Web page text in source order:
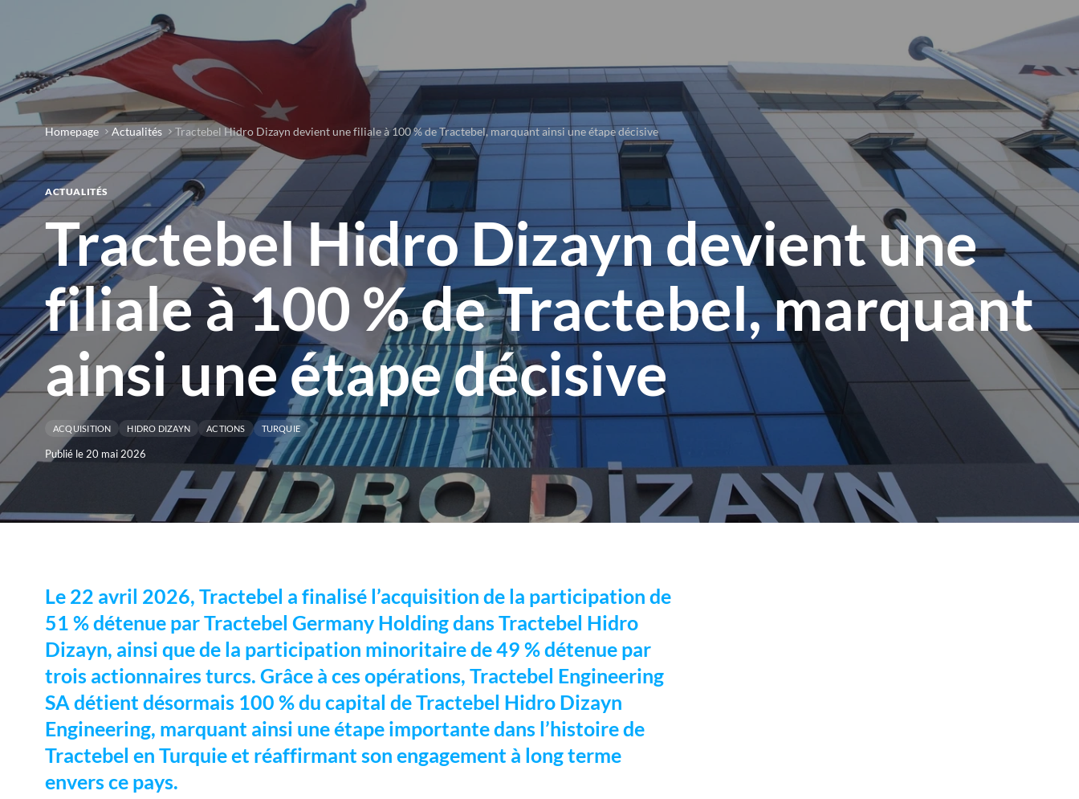
menu
Homepage Actualités Tractebel Hidro Dizayn devient une filiale à 100 % de Tractebel, marquant ainsi une étape décisive
ACTUALITÉS
Tractebel Hidro Dizayn devient une
filiale à 100 % de Tractebel, marquant
ainsi une étape décisive
ACQUISITION HIDRO DIZAYN ACTIONS TURQUIE
Publié le 20 mai 2026
Le 22 avril 2026, Tractebel a finalisé l’acquisition de la participation de
51 % détenue par Tractebel Germany Holding dans Tractebel Hidro
Dizayn, ainsi que de la participation minoritaire de 49 % détenue par
trois actionnaires turcs. Grâce à ces opérations, Tractebel Engineering
SA détient désormais 100 % du capital de Tractebel Hidro Dizayn
Engineering, marquant ainsi une étape importante dans l’histoire de
Tractebel en Turquie et réaffirmant son engagement à long terme
envers ce pays.